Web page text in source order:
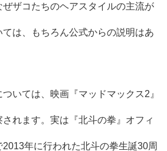
ぜザコたちのヘアスタイルの主流が
は、もちろん公式からの説明はあ
いては、映画『マッドマックス2』
れます。実は『北斗の拳』オフィ
年に行われた北斗の拳生誕30周